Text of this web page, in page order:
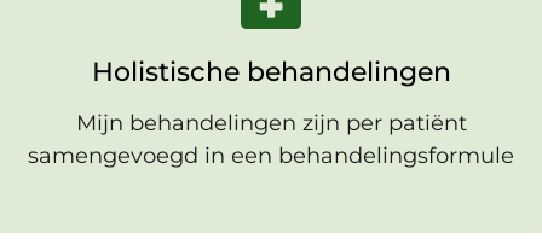
Holistische behandelingen
Mijn behandelingen zijn per patiënt
samengevoegd in een behandelingsformule